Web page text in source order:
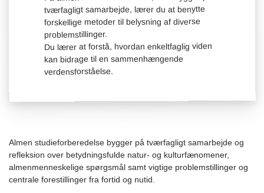
tværfagligt samarbejde, lærer du at benytte
forskellige metoder til belysning af diverse
problemstillinger.
Du lærer at forstå, hvordan enkeltfaglig viden
kan bidrage til en sammenhængende
verdensforståelse.
Almen studieforberedelse bygger på tværfagligt samarbejde og
refleksion over betydningsfulde natur- og kulturfænomener,
almenmenneskelige spørgsmål samt vigtige problemstillinger og
centrale forestillinger fra fortid og nutid.